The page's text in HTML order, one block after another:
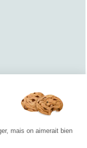
mais on aimerait bien